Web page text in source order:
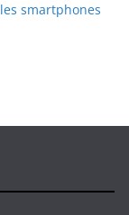
smartphones